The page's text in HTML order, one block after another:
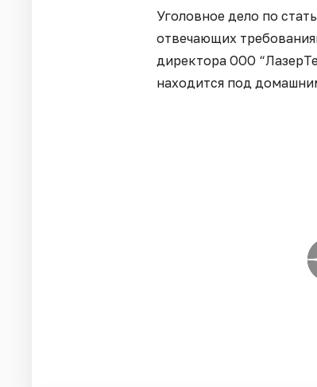
Уголовное дело по
отвечающих
директора ООО
находится под